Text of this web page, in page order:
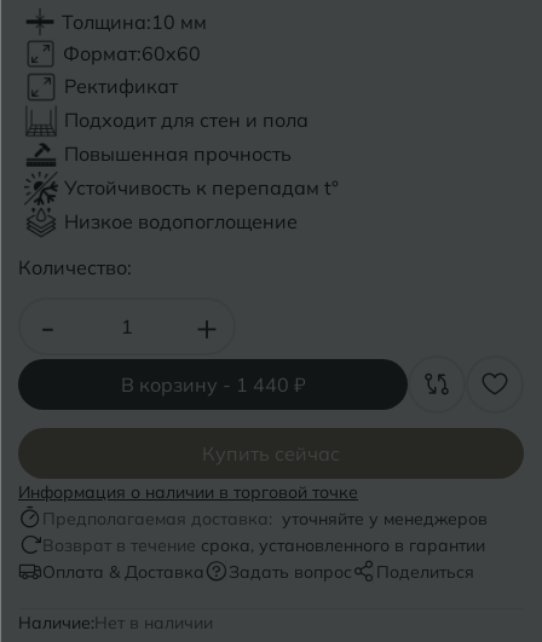
Толщина:10 мм
Формат:60x60
Ректификат
Подходит для стен и пола
Повышенная прочность
Устойчивость к перепадам t°
Низкое водопоглощение
Количество:
- +
В корзину - 1 440 ₽
Купить сейчас
Информация о наличии в торговой точке
Предполагаемая доставка: уточняйте у менеджеров
Возврат в течение срока, установленного в гарантии
Оплата & Доставка
Задать вопрос Поделиться
Наличие:Нет в наличии
Бугульма
Бугуруслан
В Великий Новгород
Владимир
Волгоград
Волгодонск
Вологда
Воронеж
Воткинск
Г Геленджик
Саратов
Сочи
Сыктывкар